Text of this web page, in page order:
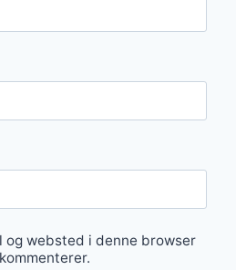
og websted i denne browser